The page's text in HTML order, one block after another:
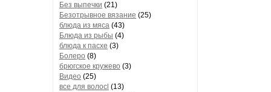
Без выпечки (21)
Безотрывное вязание (25)
блюда из мяса (43)
Блюда из рыбы (4)
блюда к пасхе (3)
Болеро (8)
брюгское кружево (3)
Видео (25)
все для волосl (13)